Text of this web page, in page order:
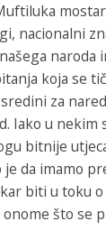
nacionalni
naroda
koja se
za
Iako u nekim
bitnije
je da imamo
biti u toku
što se